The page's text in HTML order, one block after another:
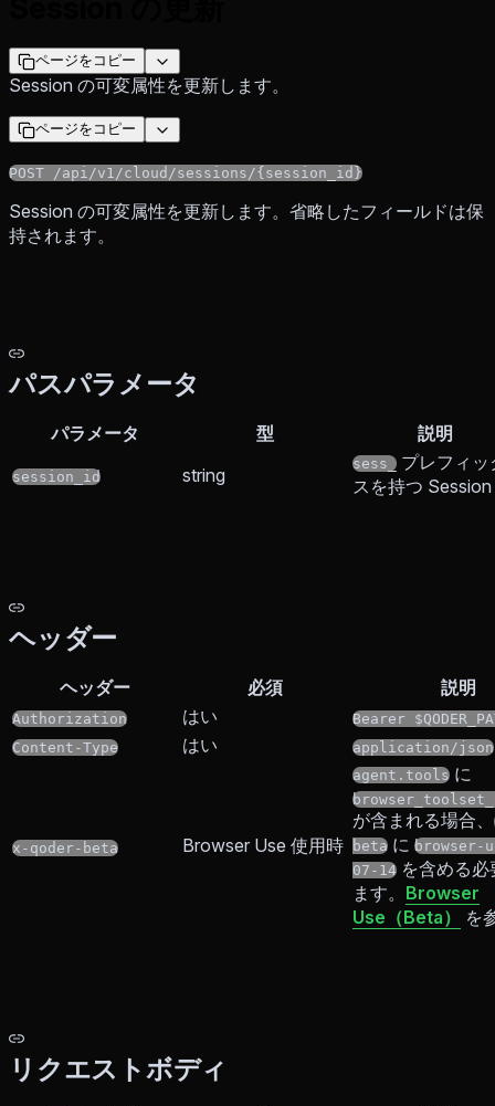
ページをコピー
Session の可変属性を更新します。
ページをコピー
POST /api/v1/cloud/sessions/{session_id}
Session の可変属性を更新します。省略したフィールドは保
持されます。
パスパラメータ
パラメータ 型 説明
session_id string
sess_ プレフィッ
スを持つ
ヘッダー
ヘッダー 必須 説明
Authorization はい
Bearer
Content-Type
はい application/json
x-qoder-beta Browser Use 使用時
agent.tools に
が含まれる場合、
beta に browser-
07-14 を含める
ます。 Browser
Use（Beta）
を
リクエストボディ